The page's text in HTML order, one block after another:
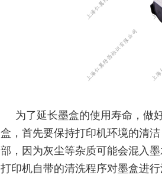
为了延长墨盒的使用寿命，做
盒，首先要保持打印机环境的清
部，因为灰尘等杂质可能会混入
打印机自带的清洗程序对墨盒进